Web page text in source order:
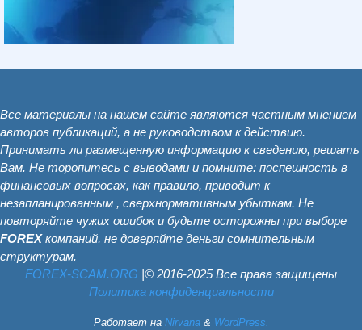
Все материалы на нашем сайте являются частным мнением
авторов публикаций, а не руководством к действию.
Принимать ли размещенную информацию к сведению, решать
Вам. Не торопитесь с выводами и помните: поспешность в
финансовых вопросах, как правило, приводит к
незапланированным , сверхнормативным убыткам. Не
повторяйте чужих ошибок и будьте осторожны при выборе
FOREXкомпаний, не доверяйте деньги сомнительным
структурам.
FOREX-SCAM.ОRG |© 2016-2025 Все права защищены
Политика конфиденциальности
Работает на Nirvana& WordPress.